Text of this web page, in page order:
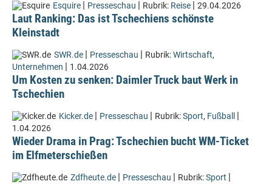
Esquire | Presseschau | Rubrik: Reise | 29.04.2026
Laut Ranking: Das ist Tschechiens schönste
Kleinstadt
SWR.de | Presseschau | Rubrik:Wirtschaft,
Unternehmen | 1.04.2026
Um Kosten zu senken: Daimler Truck baut Werk in
Tschechien
Kicker.de | Presseschau | Rubrik:Sport, Fußball |
1.04.2026
Wieder Drama in Prag: Tschechien bucht WM-Ticket
im Elfmeterschießen
Zdfheute.de | Presseschau | Rubrik:Sport |